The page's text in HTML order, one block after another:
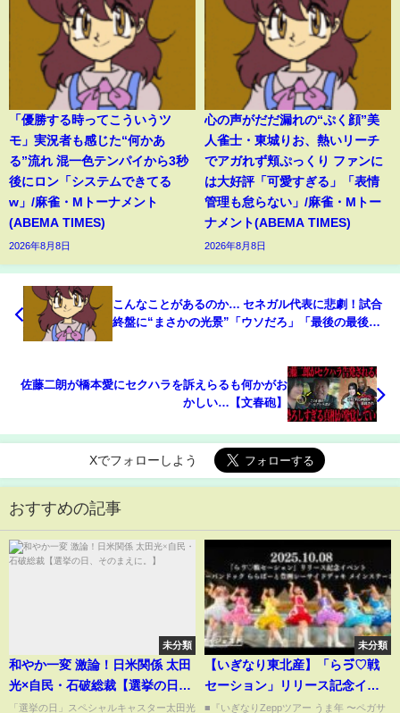
「優勝する時ってこういうツ
モ」実況者も感じた“何かあ
る”流れ 混一色テンパイから3秒
後にロン「システムできてる
w」/麻雀・Mトーナメント
(ABEMA TIMES)
2026年8月8日
心の声がだだ漏れの“ぷく顔”美
人雀士・東城りお、熱いリーチ
でアガれず頬ぷっくり ファンに
は大好評「可愛すぎる」「表情
管理も怠らない」/麻雀・Mトー
ナメント(ABEMA TIMES)
2026年8月8日
こんなことがあるのか… セネガル代表に悲劇！試合
終盤に“まさかの光景”「ウソだろ」「最後の最後
佐藤二朗が橋本愛にセクハラを訴えらるも何かがお
かしい…【文春砲】
Xでフォローしよう
おすすめの記事
未分類
和やか一変 激論！日米関係 太田
光×自民・石破総裁【選挙の日、
そのまえに。】
「選挙の日」スペシャルキャスター太田光
未分類
【いぎなり東北産】「らゔ♡戦
セーション」リリース記念イベ
ント 2025年10月8日 アーバンド
■『いぎなりZeppツアー うま年 〜ペガサ